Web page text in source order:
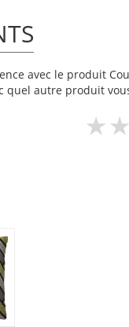
avec le produit
quel autre produit